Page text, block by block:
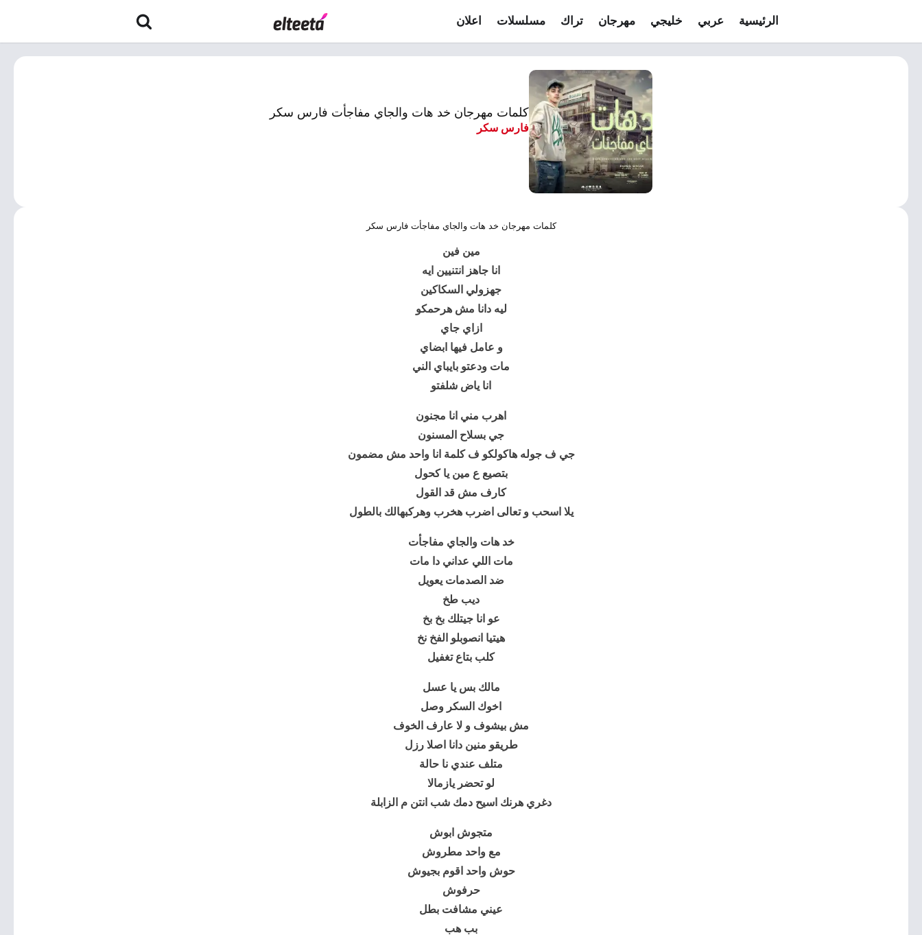
الرئيسية عربي خليجي مهرجان تراك مسلسلات اعلان
كلمات مهرجان خد هات والجاي مفاجأت فارس سكر
فارس سكر
كلمات مهرجان خد هات والجاي مفاجأت فارس سكر
مين فين
انا جاهز انتنيين ايه
جهزولي السكاكين
ليه دانا مش هرحمكو
ازاي جاي
و عامل فيها ابضاي
مات ودعتو بايباي الني
انا ياض شلفتو
اهرب مني انا مجنون
جي بسلاح المسنون
جي ف جوله هاكولكو ف كلمة انا واحد مش مضمون
بتصيع ع مين يا كحول
كارف مش قد القول
يلا اسحب و تعالى اضرب هخرب وهركبهالك بالطول
خد هات والجاي مفاجأت
مات اللي عداني دا مات
ضد الصدمات يعويل
ديب طخ
عو انا جيتلك بخ بخ
هيتيا انصوبلو الفخ نخ
كلب بتاع تغفيل
مالك بس يا عسل
اخوك السكر وصل
مش بيشوف و لا عارف الخوف
طريقو منين دانا اصلا رزل
متلف عندي نا حالة
لو تحضر يازمالا
دغري هرنك اسيح دمك شب انتن م الزابلة
متجوش ابوش
مع واحد مطروش
حوش واحد اقوم بجيوش
حرفوش
عيني مشافت بطل
بب هب